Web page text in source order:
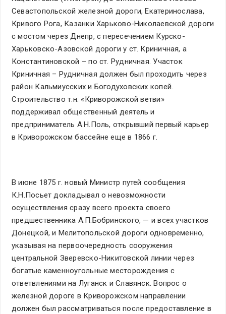
Севастопольской железной дороги, Екатеринослава,
Кривого Рога, Казанки Харьково-Николаевской дороги
с мостом через Днепр, с пересечением Курско-
Харьковско-Азовской дороги у ст. Криничная, а
Константиновской – по ст. Рудничная. Участок
Криничная – Рудничная должен был проходить через
район Кальмиусских и Богодуховских копей.
Строительство т.н. «Криворожской ветви»
поддерживал общественный деятель и
предприниматель А.Н.Поль, открывший первый карьер
в Криворожском бассейне еще в 1866 г.
В июне 1875 г. новый Министр путей сообщения
К.Н.Посьет докладывал о невозможности
осуществления сразу всего проекта своего
предшественника А.П.Бобринского, — и всех участков
Донецкой, и Мелитопольской дороги одновременно,
указывая на первоочередность сооружения
центральной Зверевско-Никитовской линии через
богатые каменноугольные месторождения с
ответвлениями на Луганск и Славянск. Вопрос о
железной дороге в Криворожском направлении
должен был рассматриваться после предоставление в